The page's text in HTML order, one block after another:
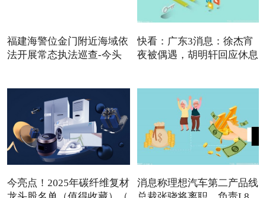
福建海警位金门附近海域依
法开展常态执法巡查-今头
快看：广东3消息：徐杰宵
夜被偶遇，胡明轩回应休息
今亮点！2025年碳纤维复材
消息称理想汽车第二产品线